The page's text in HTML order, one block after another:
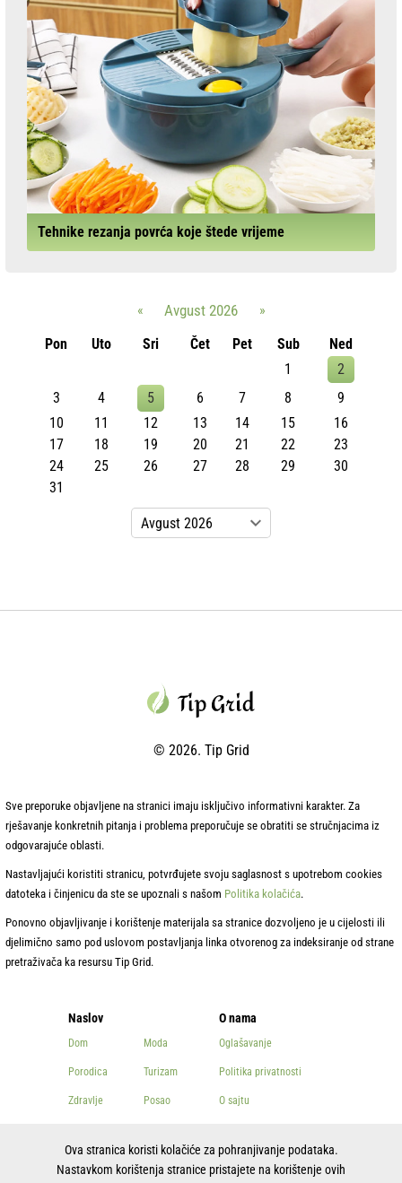
Tehnike rezanja povrća koje štede vrijeme
« Avgust 2026
»
Pon
Uto Sri Čet Pet Sub
Ned
1
2
3
4 5 6 7 8
9
10
11 12 13 14 15
16
17
18 19 20 21 22
23
24
25 26 27 28 29
30
31
© 2026. Tip Grid
Naslov
Dom
Porodica
Zdravlje
Kuvanje
Moda
Turizam
Posao
O nama
Oglašavanje
Politika privatnosti
O sajtu
Sve preporuke objavljene na stranici imaju isključivo informativni karakter. Za
rješavanje konkretnih pitanja i problema preporučuje se obratiti se stručnjacima iz
odgovarajuće oblasti.
Nastavljajući koristiti stranicu, potvrđujete svoju saglasnost s upotrebom cookies
datoteka i činjenicu da ste se upoznali s našom Politika kolačića.
Ponovno objavljivanje i korištenje materijala sa stranice dozvoljeno je u cijelosti ili
djelimično samo pod uslovom postavljanja linka otvorenog za indeksiranje od strane
pretraživača ka resursu Tip Grid.
Ova stranica koristi kolačiće za pohranjivanje podataka.
Nastavkom korištenja stranice pristajete na korištenje ovih